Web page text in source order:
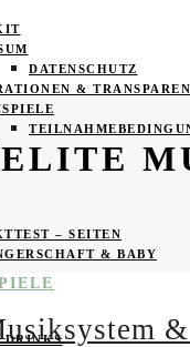
DATENSCHUTZ
&
– SEITEN
& BABY
DRINKS